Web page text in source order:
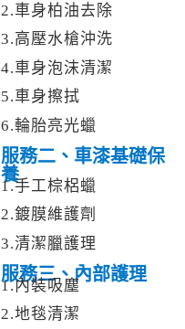
2.車身柏油去除
3.高壓水槍沖洗
4.車身泡沫清潔
5.車身擦拭
6.輪胎亮光蠟
服務二、車漆基礎保
養
1.手工棕梠蠟
2.鍍膜維護劑
3.清潔臘護理
服務三、內部護理
1.內裝吸塵
2.地毯清潔